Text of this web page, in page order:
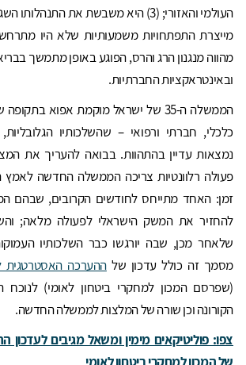
העולמי והאזורי; (3) היא משבשת את
מהווה מנגנון הרג והרס, הפוגע באופן מתמשך
ובאינטראקציות החברתיות.
הממשלה ה-35 של ישראל מוקמת אפוא
כלכלי, חברתי ורפואי – שהשלכותיו הגלובליות,
נמצאות עדיין בהתהוות. בבואה להעריך את
פעולה רלוונטיות צריכה הממשלה החדשה לאמץ
זמן: האחד מתייחס לחודשים הקרובים, שבהם
להחזיר את המשק הישראלי לפעולה מלאה;
שלאחר מכן, שבה יורגשו כבר השלכותיו
מסמך זה כולל עדכון שלההערכה האסטרטגית
(שפרסם המכון למחקרי ביטחון לאומי)
הקורונה וכן שורה של המלצות לממשלה החדשה.
צפו: פוליטיקאים מימין ומשאל מגיבים